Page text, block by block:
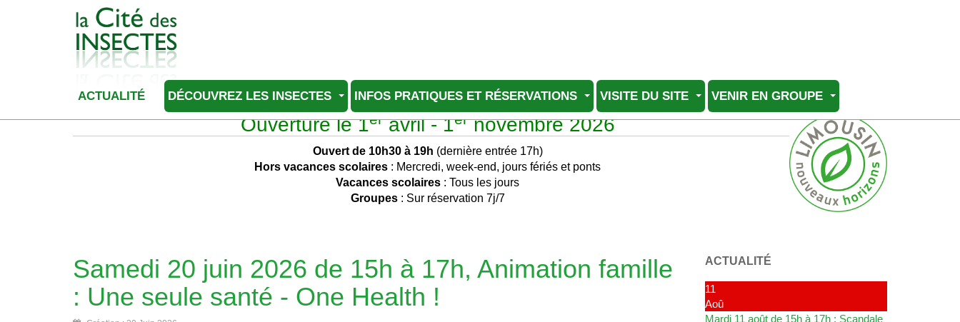
ACTUALITÉ DÉCOUVREZ LES INSECTES INFOS PRATIQUES ET RÉSERVATIONS VISITE DU SITE VENIR EN GROUPE
Ouverture le 1eravril - 1ernovembre 2026
Ouvert de 10h30 à 19h (dernière entrée 17h)
Hors vacances scolaires : Mercredi, week-end, jours fériés et ponts
Vacances scolaires : Tous les jours
Groupes: Sur réservation 7j/7
Samedi 20 juin 2026 de 15h à 17h, Animation famille
: Une seule santé - One Health !
ACTUALITÉ
11
Aoû
Mardi 11 août de 15h à 17h : Scandale